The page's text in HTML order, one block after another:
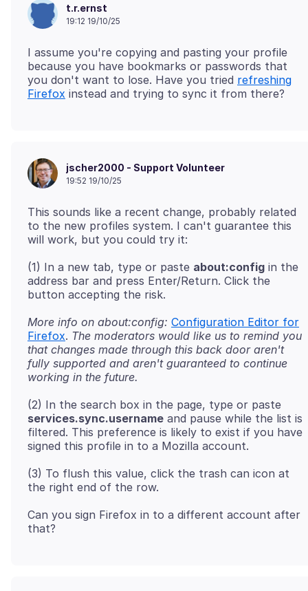
t.r.ernst
19:12 19/10/25
I assume you're copying and pasting your profile
because you have bookmarks or passwords that
you don't want to lose. Have you tried refreshing
Firefox
jscher2000 - Support Volunteer
19:52 19/10/25
This sounds like a recent change, probably related
to the new profiles system. I can't guarantee this
(1) In a new tab, type or paste about:config in the
address bar and press Enter/Return. Click the
More info on about:config: Configuration Editor for
Firefox. The moderators would like us to remind you
that changes made through this back door aren't
fully supported and aren't guaranteed to continue
working in the future.
(2) In the search box in the page, type or paste
services.sync.username and pause while the list is
filtered. This preference is likely to exist if you have
(3) To flush this value, click the trash can icon at
Can you sign Firefox in to a different account after